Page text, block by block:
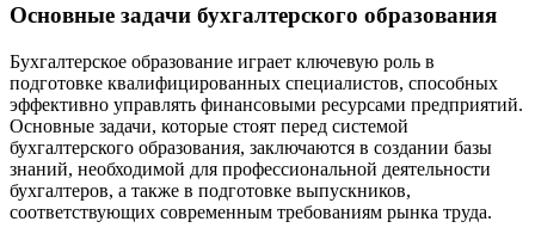
Основные задачи бухгалтерского образования
Бухгалтерское образование играет ключевую роль в
подготовке квалифицированных специалистов, способных
эффективно управлять финансовыми ресурсами предприятий.
Основные задачи, которые стоят перед системой
бухгалтерского образования, заключаются в создании базы
знаний, необходимой для профессиональной деятельности
бухгалтеров, а также в подготовке выпускников,
соответствующих современным требованиям рынка труда.